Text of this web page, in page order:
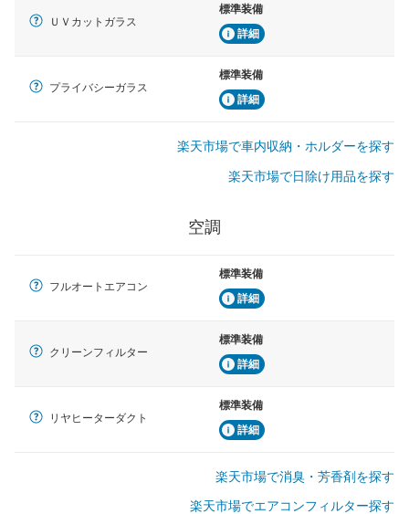
ＵＶカットガラス
標準装備
詳細
プライバシーガラス
標準装備
詳細
楽天市場で車内収納・ホルダーを探す
楽天市場で日除け用品を探す
空調
フルオートエアコン
標準装備
詳細
クリーンフィルター
標準装備
詳細
リヤヒーターダクト
標準装備
詳細
楽天市場で消臭・芳香剤を探す
楽天市場でエアコンフィルター探す